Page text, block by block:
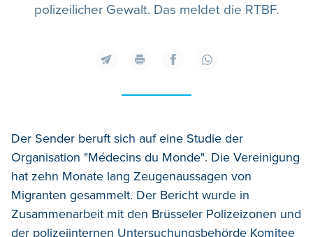
polizeilicher Gewalt. Das meldet die RTBF.
Der Sender beruft sich auf eine Studie der
Organisation "Médecins du Monde". Die Vereinigung
hat zehn Monate lang Zeugenaussagen von
Migranten gesammelt. Der Bericht wurde in
Zusammenarbeit mit den Brüsseler Polizeizonen und
der polizeiinternen Untersuchungsbehörde Komitee